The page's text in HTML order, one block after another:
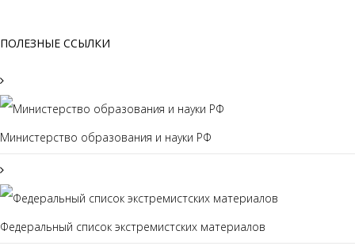
ПОЛЕЗНЫЕ ССЫЛКИ
Министерство образования и науки РФ
Федеральный список экстремистских материалов